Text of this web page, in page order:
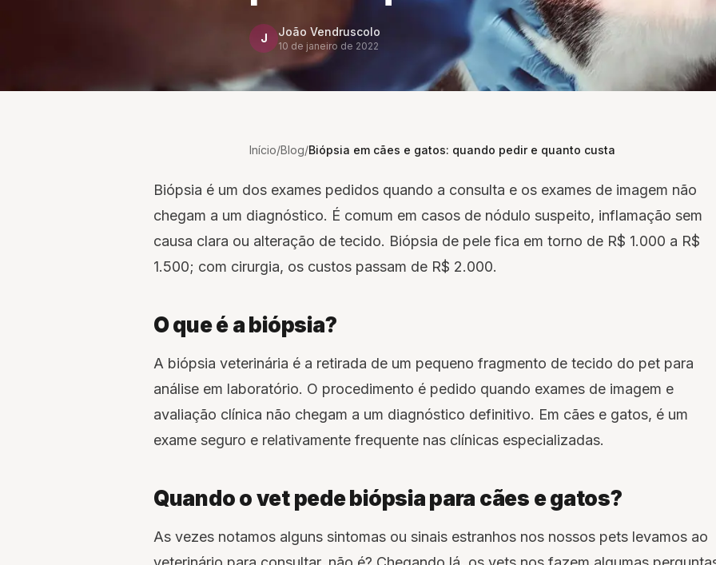
J João Vendruscolo
10 de janeiro de 2022
Início/Blog/Biópsia em cães e gatos: quando pedir e quanto custa
Biópsia é um dos exames pedidos quando a consulta e os exames de imagem não
chegam a um diagnóstico. É comum em casos de nódulo suspeito, inflamação sem
causa clara ou alteração de tecido. Biópsia de pele fica em torno de R$ 1.000 a R$
1.500; com cirurgia, os custos passam de R$ 2.000.
O que é a biópsia?
A biópsia veterinária é a retirada de um pequeno fragmento de tecido do pet para
análise em laboratório. O procedimento é pedido quando exames de imagem e
avaliação clínica não chegam a um diagnóstico definitivo. Em cães e gatos, é um
exame seguro e relativamente frequente nas clínicas especializadas.
Quando o vet pede biópsia para cães e gatos?
As vezes notamos alguns sintomas ou sinais estranhos nos nossos pets levamos ao